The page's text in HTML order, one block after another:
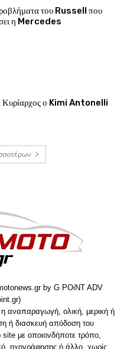
του Russell που
η Mercedes
Κυρίαρχος ο Kimi Antonelli
by G POiNT ADV
ολική, μερική ή
ή διασκευή απόδοση του
με οποιονδήποτε τρόπο,
ηχογράφησης ή άλλο, χωρίς